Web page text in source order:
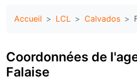
Accueil LCL Calvados
Coordonnées de
Falaise